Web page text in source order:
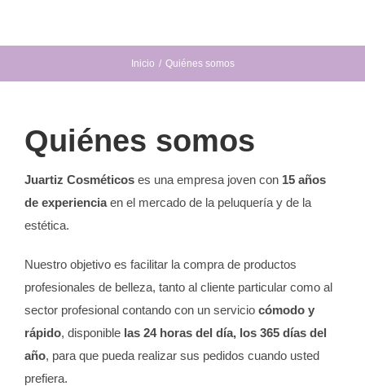
Inicio Quiénes somos
Quiénes somos
Juartiz Cosméticos es una empresa joven con 15 años
de experienciaen el mercado de la peluquería y de la
estética.
Nuestro objetivo es facilitar la compra de productos
profesionales de belleza, tanto al cliente particular como al
sector profesional contando con un servicio cómodo y
rápido, disponible las 24 horas del día, los 365 días del
año, para que pueda realizar sus pedidos cuando usted
prefiera.